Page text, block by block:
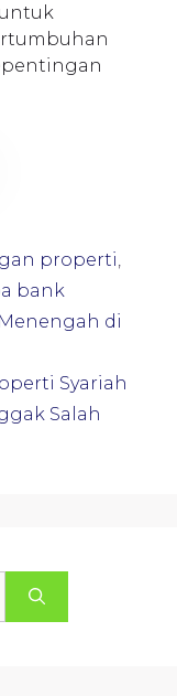
properti,
bank
di
Syariah
Salah